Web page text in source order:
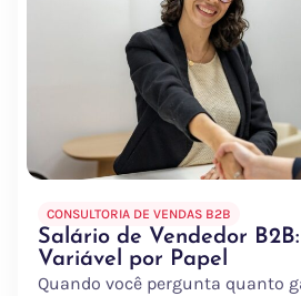
CONSULTORIA DE VENDAS B2B
Salário de Vendedor
Variável por Papel
Quando você pergunta quanto